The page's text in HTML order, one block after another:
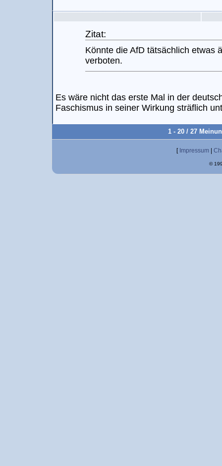
Zitat:
Könnte die AfD tätsächlich etwas
verboten.
Es wäre nicht das erste Mal in der
Faschismus in seiner Wirkung sträflich
1 - 20 / 27
[ Impressum
©